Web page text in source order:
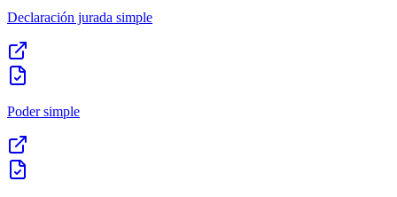
Declaración jurada simple
Poder simple